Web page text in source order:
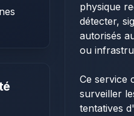
physique
détecter,
autorisés
ou
Ce service
surveiller
tentatives